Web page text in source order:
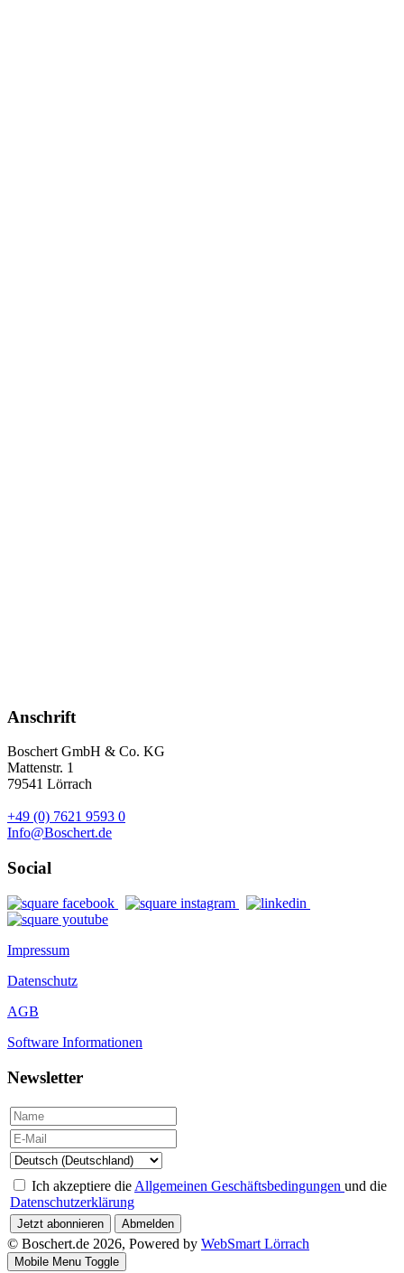
Anschrift
Boschert GmbH & Co. KG
Mattenstr. 1
79541 Lörrach
+49 (0) 7621 9593 0
Info@Boschert.de
Social
Impressum
Datenschutz
AGB
Software Informationen
Newsletter
Ich akzeptiere die Allgemeinen Geschäftsbedingungen und die
Datenschutzerklärung
Jetzt abonnieren Abmelden
© Boschert.de 2026, Powered by WebSmart Lörrach
Mobile Menu Toggle